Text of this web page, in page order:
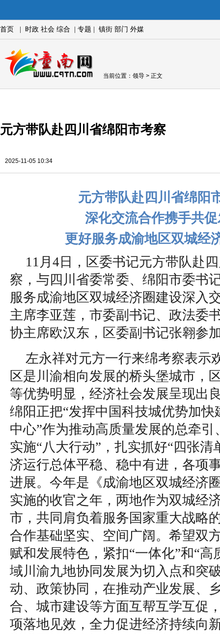
首页 时政 社会 综合 专题 镇街 部门 外媒
当前位置： 领导 > 正文
元方带队赴四川省绵阳市考察
2025-11-05 10:34
元方带队赴四川省绵阳
深化交流合作携手共
更好服务成渝地区双城经
11月4日，区委书记元方带队赴
察，与四川省委常委、绵阳市委书
服务成渝地区双城经济圈建设深入
主席李亚莲，市委副书记、政法委
协主席欧汉东，区委副书记张翱参
左永祥对元方一行来绵考察表示
区是川渝相向发展的桥头堡城市，
等优势明显，经济社会发展呈现出
绵阳正把“发挥中国科技城优势加快
中心”作为推动高质量发展的总牵引
实施“八大行动”，扎实抓好“四张清
济运行总体平稳、稳中有进，各项
进展。今年是《成渝地区双城经济
实施的收官之年，两地作为双城经
市，共同肩负着服务国家重大战略
合作基础坚实、空间广阔。希望双
赋和发展特色，紧扣“一体化”和“高
域川渝九地协同发展为切入点和突
动、政策协同，在推动产业发展、
合、城市建设等方面互帮互学互促
项落地见效，全力促进经济持续向